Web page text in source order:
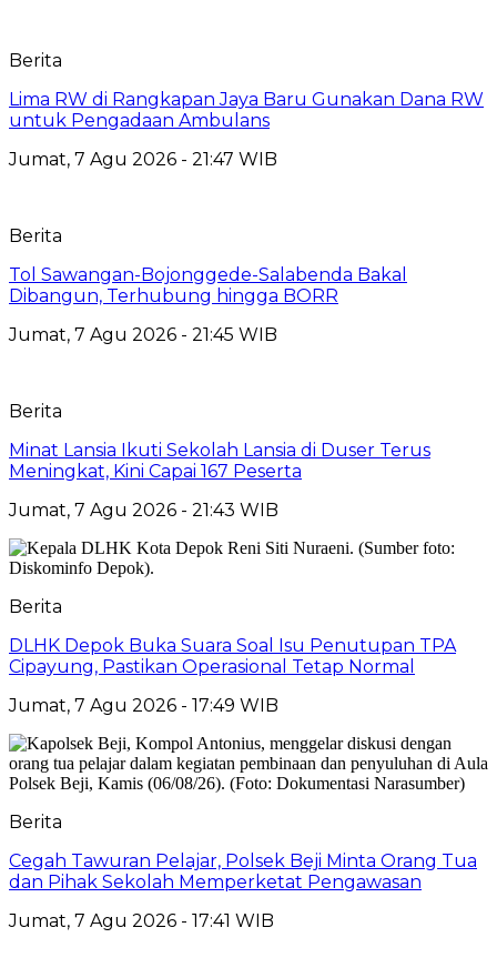
Berita
Lima RW di Rangkapan Jaya Baru Gunakan Dana RW
untuk Pengadaan Ambulans
Jumat, 7 Agu 2026 - 21:47 WIB
Berita
Tol Sawangan-Bojonggede-Salabenda Bakal
Dibangun, Terhubung hingga BORR
Jumat, 7 Agu 2026 - 21:45 WIB
Berita
Minat Lansia Ikuti Sekolah Lansia di Duser Terus
Meningkat, Kini Capai 167 Peserta
Jumat, 7 Agu 2026 - 21:43 WIB
Berita
DLHK Depok Buka Suara Soal Isu Penutupan TPA
Cipayung, Pastikan Operasional Tetap Normal
Jumat, 7 Agu 2026 - 17:49 WIB
Berita
Cegah Tawuran Pelajar, Polsek Beji Minta Orang Tua
dan Pihak Sekolah Memperketat Pengawasan
Jumat, 7 Agu 2026 - 17:41 WIB